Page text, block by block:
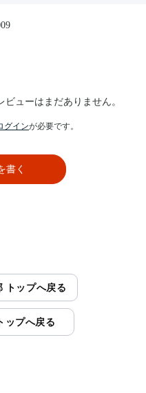
ューはまだありません。
グインが必要です。
書く
トップへ戻る
ップへ戻る